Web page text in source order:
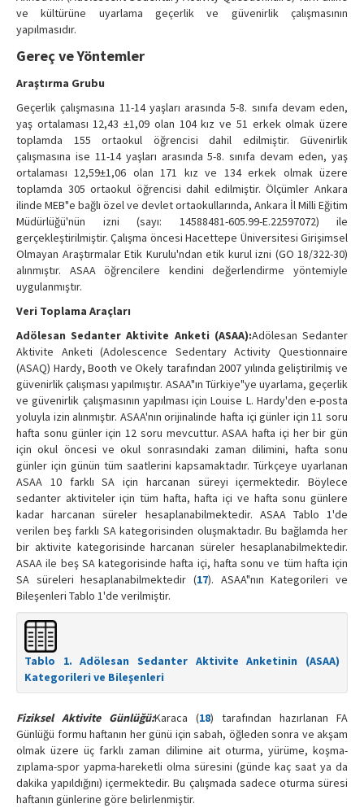
ve kültürüne uyarlama geçerlik ve güvenirlik çalışmasının
yapılmasıdır.
Gereç ve Yöntemler
Araştırma Grubu
Geçerlik çalışmasına 11-14 yaşları arasında 5-8. sınıfa devam eden,
yaş ortalaması 12,43 ±1,09 olan 104 kız ve 51 erkek olmak üzere
toplamda 155 ortaokul öğrencisi dahil edilmiştir. Güvenirlik
çalışmasına ise 11-14 yaşları arasında 5-8. sınıfa devam eden, yaş
ortalaması 12,59±1,06 olan 171 kız ve 134 erkek olmak üzere
toplamda 305 ortaokul öğrencisi dahil edilmiştir. Ölçümler Ankara
ilinde MEB"e bağlı özel ve devlet ortaokullarında, Ankara İl Milli Eğitim
Müdürlüğü'nün izni (sayı: 14588481-605.99-E.22597072) ile
gerçekleştirilmiştir. Çalışma öncesi Hacettepe Üniversitesi Girişimsel
Olmayan Araştırmalar Etik Kurulu'ndan etik kurul izni (GO 18/322-30)
alınmıştır. ASAA öğrencilere kendini değerlendirme yöntemiyle
uygulanmıştır.
Veri Toplama Araçları
Adölesan Sedanter Aktivite Anketi (ASAA):Adölesan Sedanter
Aktivite Anketi (Adolescence Sedentary Activity Questionnaire
(ASAQ) Hardy, Booth ve Okely tarafından 2007 yılında geliştirilmiş ve
güvenirlik çalışması yapılmıştır. ASAA"ın Türkiye"ye uyarlama, geçerlik
ve güvenirlik çalışmasının yapılması için Louise L. Hardy'den e-posta
yoluyla izin alınmıştır. ASAA'nın orijinalinde hafta içi günler için 11 soru
hafta sonu günler için 12 soru mevcuttur. ASAA hafta içi her bir gün
için okul öncesi ve okul sonrasındaki zaman dilimini, hafta sonu
günler için günün tüm saatlerini kapsamaktadır. Türkçeye uyarlanan
ASAA 10 farklı SA için harcanan süreyi içermektedir. Böylece
sedanter aktiviteler için tüm hafta, hafta içi ve hafta sonu günlere
kadar harcanan süreler hesaplanabilmektedir. ASAA Tablo 1'de
verilen beş farklı SA kategorisinden oluşmaktadır. Bu bağlamda her
bir aktivite kategorisinde harcanan süreler hesaplanabilmektedir.
ASAA ile beş SA kategorisinde hafta içi, hafta sonu ve tüm hafta için
SA süreleri hesaplanabilmektedir (17). ASAA"nın Kategorileri ve
Bileşenleri Tablo 1'de verilmiştir.
Tablo 1. Adölesan Sedanter Aktivite Anketinin (ASAA)
Kategorileri ve Bileşenleri
Fiziksel Aktivite Günlüğü:Karaca (18) tarafından hazırlanan FA
Günlüğü formu haftanın her günü için sabah, öğleden sonra ve akşam
olmak üzere üç farklı zaman dilimine ait oturma, yürüme, koşma-
zıplama-spor yapma-hareketli olma süresini (günde kaç saat ya da
dakika yapıldığını) içermektedir. Bu çalışmada sadece oturma süresi
haftanın günlerine göre belirlenmiştir.